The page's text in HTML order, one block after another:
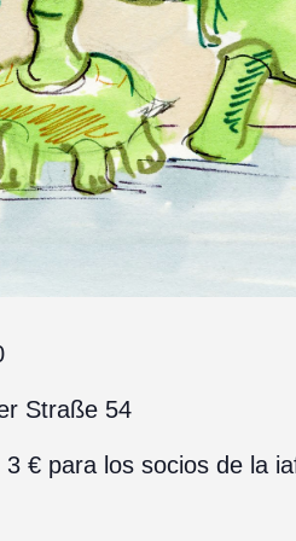
Straße 54
€ para los socios de la